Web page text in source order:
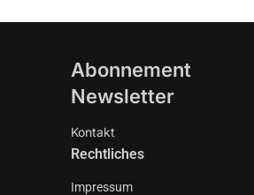
Abonnement
Newsletter
Kontakt
Rechtliches
Impressum